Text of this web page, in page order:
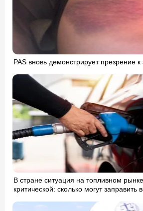
PAS вновь демонстрирует презрение
В стране ситуация на топливном
критической: сколько могут заправить